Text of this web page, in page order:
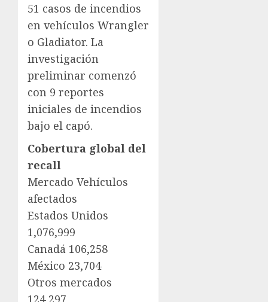
51 casos de incendios
en vehículos Wrangler
o Gladiator. La
investigación
preliminar comenzó
con 9 reportes
iniciales de incendios
bajo el capó.
Cobertura global del
recall
Mercado Vehículos
afectados
Estados Unidos
1,076,999
Canadá 106,258
México 23,704
Otros mercados
124,297